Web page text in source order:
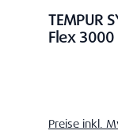
TEMPUR
Flex 3000
Preise inkl.